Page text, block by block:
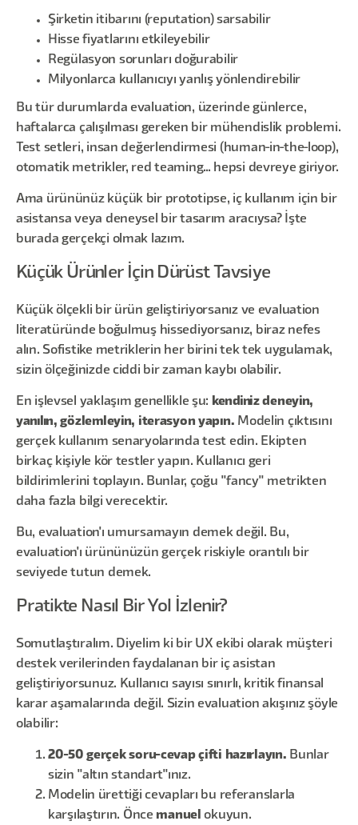
Şirketin itibarını (reputation) sarsabilir
Hisse fiyatlarını etkileyebilir
Regülasyon sorunları doğurabilir
Milyonlarca kullanıcıyı yanlış yönlendirebilir
Bu tür durumlarda evaluation, üzerinde günlerce,
haftalarca çalışılması gereken bir mühendislik problemi.
Test setleri, insan değerlendirmesi (human-in-the-loop),
otomatik metrikler, red teaming... hepsi devreye giriyor.
Ama ürününüz küçük bir prototipse, iç kullanım için bir
asistansa veya deneysel bir tasarım aracıysa? İşte
burada gerçekçi olmak lazım.
Küçük Ürünler İçin Dürüst Tavsiye
Küçük ölçekli bir ürün geliştiriyorsanız ve evaluation
literatüründe boğulmuş hissediyorsanız, biraz nefes
alın. Sofistike metriklerin her birini tek tek uygulamak,
sizin ölçeğinizde ciddi bir zaman kaybı olabilir.
En işlevsel yaklaşım genellikle şu: kendiniz deneyin,
yanılın, gözlemleyin, iterasyon yapın. Modelin çıktısını
gerçek kullanım senaryolarında test edin. Ekipten
birkaç kişiyle kör testler yapın. Kullanıcı geri
bildirimlerini toplayın. Bunlar, çoğu "fancy" metrikten
daha fazla bilgi verecektir.
Bu, evaluation'ı umursamayın demek değil. Bu,
evaluation'ı ürününüzün gerçek riskiyle orantılı bir
seviyede tutun demek.
Pratikte Nasıl Bir Yol İzlenir?
Somutlaştıralım. Diyelim ki bir UX ekibi olarak müşteri
destek verilerinden faydalanan bir iç asistan
geliştiriyorsunuz. Kullanıcı sayısı sınırlı, kritik finansal
karar aşamalarında değil. Sizin evaluation akışınız şöyle
olabilir:
20-50 gerçek soru-cevap çifti hazırlayın. Bunlar
sizin "altın standart"ınız.
Modelin ürettiği cevapları bu referanslarla
karşılaştırın. Önce manuel
okuyun.